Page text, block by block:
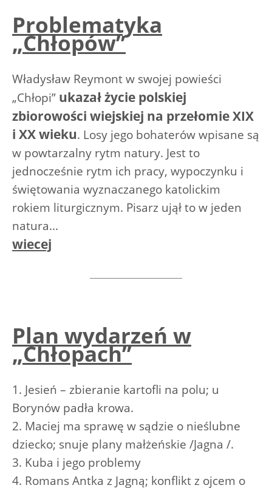
Problematyka
„Chłopów”
Władysław Reymont w swojej powieści
„Chłopi” ukazał życie polskiej
zbiorowości wiejskiej na przełomie XIX
i XX wieku. Losy jego bohaterów wpisane są
w powtarzalny rytm natury. Jest to
jednocześnie rytm ich pracy, wypoczynku i
świętowania wyznaczanego katolickim
rokiem liturgicznym. Pisarz ujął to w jeden
natura...
wiecej
Plan wydarzeń w
„Chłopach”
1. Jesień – zbieranie kartofli na polu; u
Borynów padła krowa.
2. Maciej ma sprawę w sądzie o nieślubne
dziecko; snuje plany małżeńskie /Jagna /.
3. Kuba i jego problemy
4. Romans Antka z Jagną; konflikt z ojcem o